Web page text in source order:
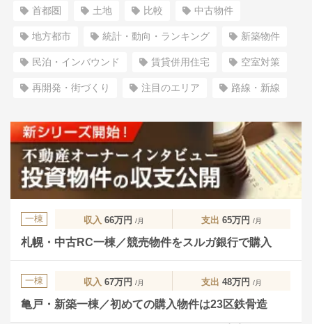
首都圏 土地 比較 中古物件
地方都市 統計・動向・ランキング 新築物件
民泊・インバウンド 賃貸併用住宅 空室対策
再開発・街づくり 注目のエリア 路線・新線
一棟 収入 66万円 /月 支出 65万円 /月
札幌・中古RC一棟／競売物件をスルガ銀行で購入
一棟 収入 67万円 /月 支出 48万円 /月
亀戸・新築一棟／初めての購入物件は23区鉄骨造